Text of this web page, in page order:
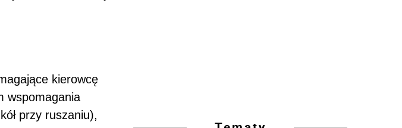
kierowcę
wspomagania
przy ruszaniu),